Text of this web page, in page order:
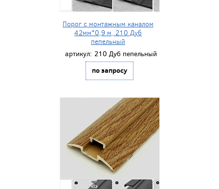
Порог с монтажным каналом
42мм*0,9 м, 210 Дуб
пепельный
артикул: 210 Дуб пепельный
по запросу